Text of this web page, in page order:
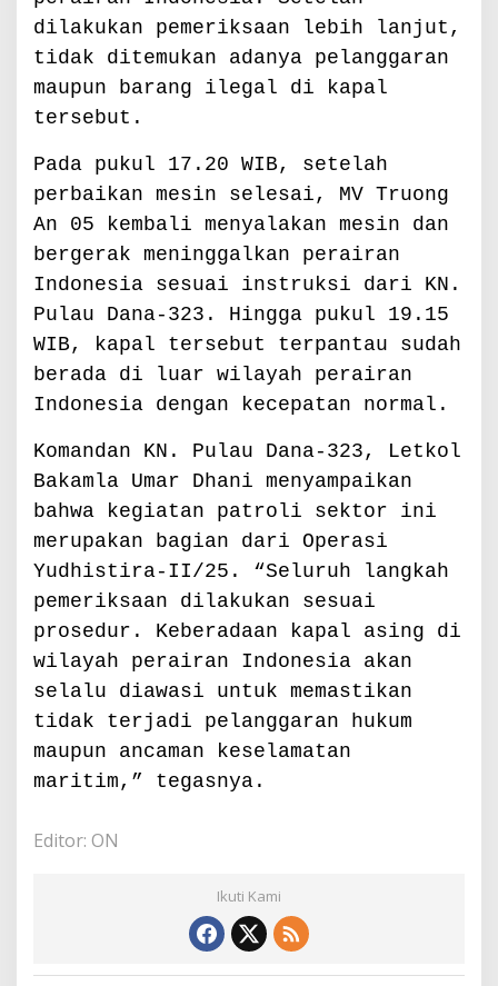
dilakukan pemeriksaan lebih lanjut,
tidak ditemukan adanya pelanggaran
maupun barang ilegal di kapal
tersebut.
Pada pukul 17.20 WIB, setelah
perbaikan mesin selesai, MV Truong
An 05 kembali menyalakan mesin dan
bergerak meninggalkan perairan
Indonesia sesuai instruksi dari KN.
Pulau Dana-323. Hingga pukul 19.15
WIB, kapal tersebut terpantau sudah
berada di luar wilayah perairan
Indonesia dengan kecepatan normal.
Komandan KN. Pulau Dana-323, Letkol
Bakamla Umar Dhani menyampaikan
bahwa kegiatan patroli sektor ini
merupakan bagian dari Operasi
Yudhistira-II/25. “Seluruh langkah
pemeriksaan dilakukan sesuai
prosedur. Keberadaan kapal asing di
wilayah perairan Indonesia akan
selalu diawasi untuk memastikan
tidak terjadi pelanggaran hukum
maupun ancaman keselamatan
maritim,” tegasnya.
Editor: ON
Ikuti Kami